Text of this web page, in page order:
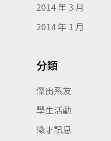
2014 年 3 月
2014 年 1 月
分類
傑出系友
學生活動
徵才訊息